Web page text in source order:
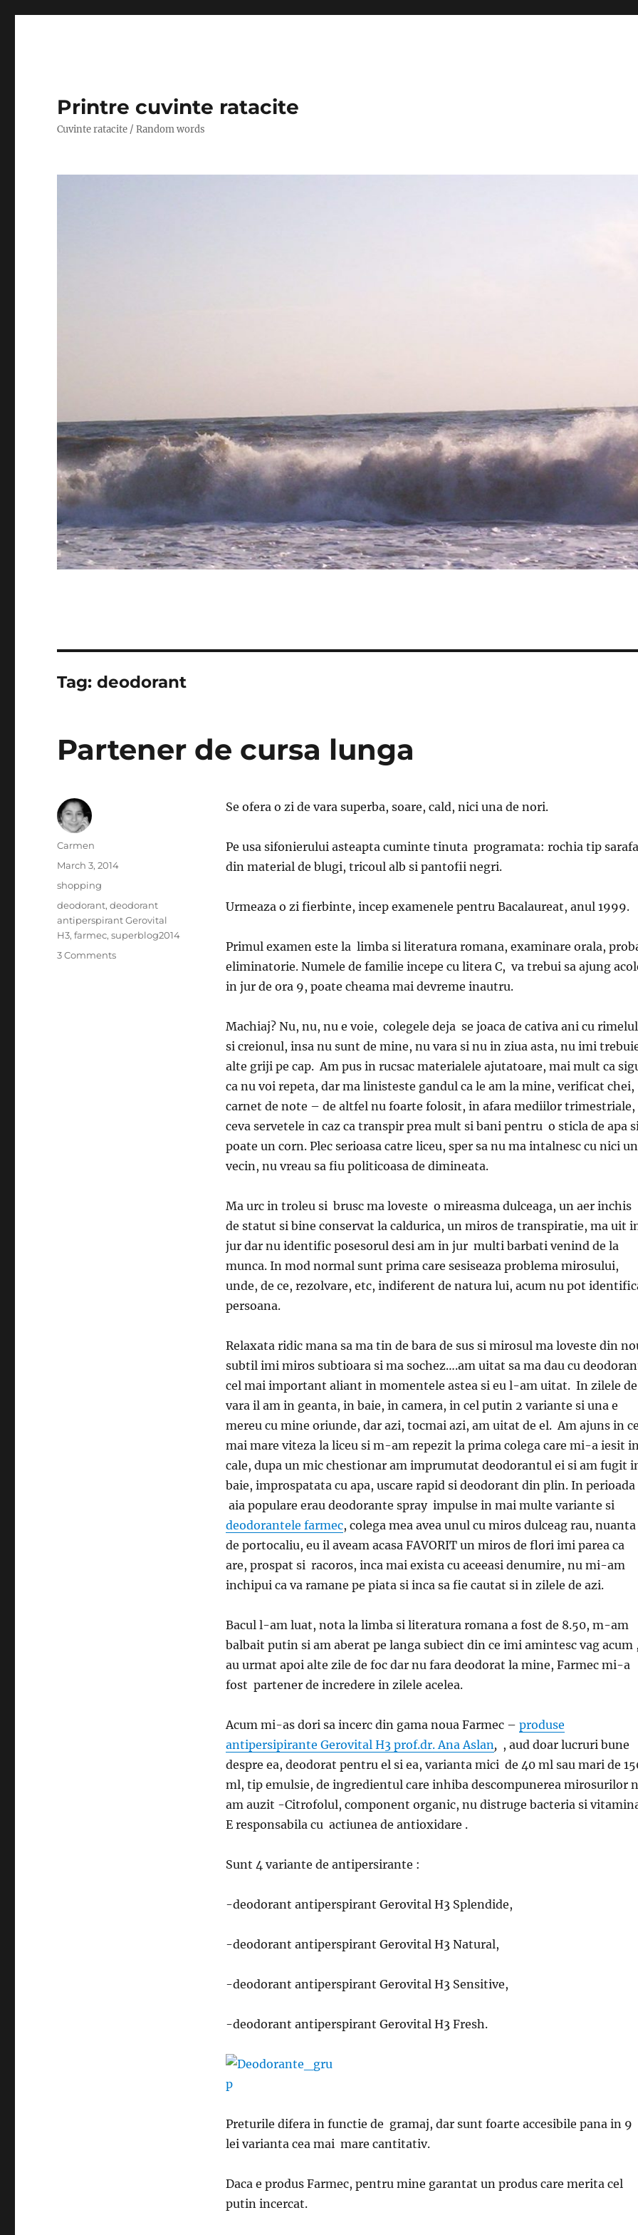
Printre cuvinte ratacite
Cuvinte ratacite / Random words
Tag:deodorant
Partener de cursa lunga
Se ofera o zi de vara superba, soare, cald, nici una de nori.
Pe usa sifonierului asteapta cuminte tinuta programata: rochia tip
din material de blugi, tricoul alb si pantofii negri.
Urmeaza o zi fierbinte, incep examenele pentru Bacalaureat, anul 1999.
Primul examen este la limba si literatura romana, examinare orala,
eliminatorie. Numele de familie incepe cu litera C, va trebui sa ajung
in jur de ora 9, poate cheama mai devreme inautru.
Machiaj? Nu, nu, nu e voie, colegele deja se joaca de cativa ani cu rimelul
si creionul, insa nu sunt de mine, nu vara si nu in ziua asta, nu imi
alte griji pe cap. Am pus in rucsac materialele ajutatoare, mai mult ca
ca nu voi repeta, dar ma linisteste gandul ca le am la mine, verificat chei,
carnet de note – de altfel nu foarte folosit, in afara mediilor trimestriale,
ceva servetele in caz ca transpir prea mult si bani pentru o sticla de apa
poate un corn. Plec serioasa catre liceu, sper sa nu ma intalnesc cu nici un
vecin, nu vreau sa fiu politicoasa de dimineata.
Ma urc in troleu si brusc ma loveste o mireasma dulceaga, un aer inchis
de statut si bine conservat la caldurica, un miros de transpiratie, ma uit
jur dar nu identific posesorul desi am in jur multi barbati venind de la
munca. In mod normal sunt prima care sesiseaza problema mirosului,
unde, de ce, rezolvare, etc, indiferent de natura lui, acum nu pot
persoana.
Relaxata ridic mana sa ma tin de bara de sus si mirosul ma loveste din
subtil imi miros subtioara si ma sochez….am uitat sa ma dau cu
cel mai important aliant in momentele astea si eu l-am uitat. In zilele de
vara il am in geanta, in baie, in camera, in cel putin 2 variante si una e
mereu cu mine oriunde, dar azi, tocmai azi, am uitat de el. Am ajuns in
mai mare viteza la liceu si m-am repezit la prima colega care mi-a iesit
cale, dupa un mic chestionar am imprumutat deodorantul ei si am fugit
baie, improspatata cu apa, uscare rapid si deodorant din plin. In perioada
aia populare erau deodorante spray impulse in mai multe variante si
deodorantele farmec, colega mea avea unul cu miros dulceag rau, nuanta
de portocaliu, eu il aveam acasa FAVORIT un miros de flori imi parea ca
are, prospat si racoros, inca mai exista cu aceeasi denumire, nu mi-am
inchipui ca va ramane pe piata si inca sa fie cautat si in zilele de azi.
Bacul l-am luat, nota la limba si literatura romana a fost de 8.50, m-am
balbait putin si am aberat pe langa subiect din ce imi amintesc vag acum ,
au urmat apoi alte zile de foc dar nu fara deodorat la mine, Farmec mi-a
fost partener de incredere in zilele acelea.
Acum mi-as dori sa incerc din gama noua Farmec – produse
antipersipirante Gerovital H3 prof.dr. Ana Aslan, , aud doar lucruri bune
despre ea, deodorat pentru el si ea, varianta mici de 40 ml sau mari de
ml, tip emulsie, de ingredientul care inhiba descompunerea mirosurilor
am auzit -Citrofolul, component organic, nu distruge bacteria si
E responsabila cu actiunea de antioxidare .
Sunt 4 variante de antipersirante :
-deodorant antiperspirant Gerovital H3 Splendide,
-deodorant antiperspirant Gerovital H3 Natural,
-deodorant antiperspirant Gerovital H3 Sensitive,
-deodorant antiperspirant Gerovital H3 Fresh.
Preturile difera in functie de gramaj, dar sunt foarte accesibile pana in 9
lei varianta cea mai mare cantitativ.
Daca e produs Farmec, pentru mine garantat un produs care merita cel
putin incercat.
Author
Carmen
Posted
on
March 3, 2014
Categories
shopping
Tags
deodorant,deodorant
antiperspirant Gerovital
H3,farmec,superblog2014
3 Commentson